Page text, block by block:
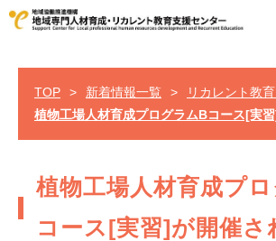
TOP > 新着情報一覧 > リカレント教
植物工場人材育成プログラムBコース[実
植物工場人材育成プ
コース[実習]が開催さ